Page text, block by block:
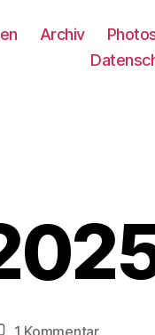
Archiv
1 Kommentarzu